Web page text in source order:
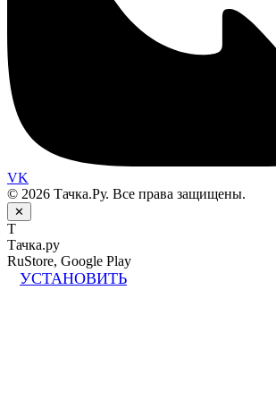
VK
© 2026 Тачка.Ру. Все права защищены.
✕
Т
Тачка.ру
RuStore, Google Play
УСТАНОВИТЬ